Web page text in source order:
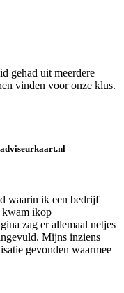
gehad uit meerdere
vinden voor onze klus.
waarin ik een bedrijf
kwam ikop
zag er allemaal netjes
Mijns inziens
gevonden waarmee